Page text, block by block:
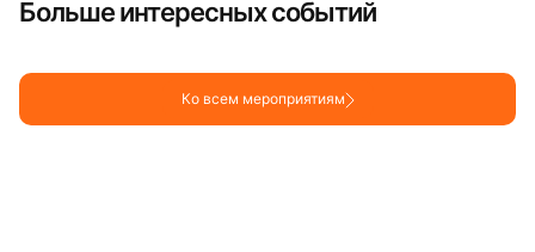
Больше интересных событий
Ко всем мероприятиям